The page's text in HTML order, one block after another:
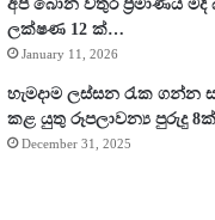
අපි බොන වතුර ප්‍රමාණය
ලක්ෂණ 12 ක්…
January 11, 2026
හැමදාම ලස්සන රැක ගන්න
කළ යුතු රූපලාවන්‍ය පුරුදු
December 31, 2025